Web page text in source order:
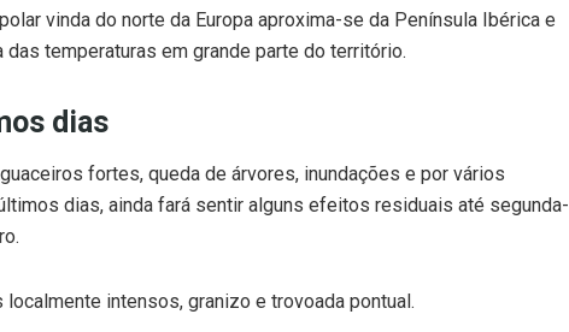
vinda do norte da Europa aproxima-se da Península Ibérica e
temperaturas em grande parte do território.
dias
fortes, queda de árvores, inundações e por vários
dias, ainda fará sentir alguns efeitos residuais até segunda-
intensos, granizo e trovoada pontual.